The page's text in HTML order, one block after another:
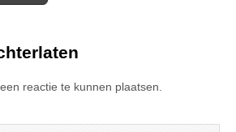
reactie te kunnen plaatsen.